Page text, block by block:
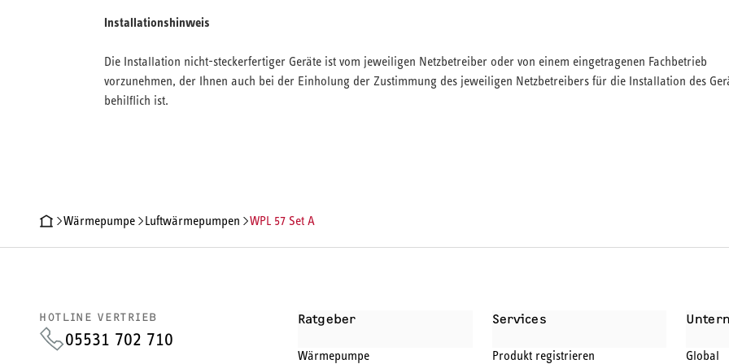
Installationshinweis
Die Installation nicht-steckerfertiger Geräte ist vom jeweiligen Netzbetreiber oder von einem eingetragenen Fachbetrieb
vorzunehmen, der Ihnen auch bei der Einholung der Zustimmung des jeweiligen Netzbetreibers für die Installation des
behilflich ist.
PRODUKTDETAILSTECHNISCHE DATENDOKUMENTE
Wärmepumpe Luftwärmepumpen WPL 57 Set A
HOTLINE VERTRIEB
05531 702 710
Ratgeber
Wärmepumpe
Services
Produkt registrieren Global